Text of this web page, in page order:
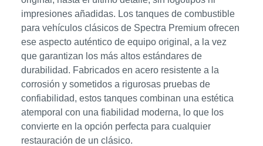
impresiones añadidas. Los tanques de combustible
para vehículos clásicos de Spectra Premium ofrecen
ese aspecto auténtico de equipo original, a la vez
que garantizan los más altos estándares de
durabilidad. Fabricados en acero resistente a la
corrosión y sometidos a rigurosas pruebas de
confiabilidad, estos tanques combinan una estética
atemporal con una fiabilidad moderna, lo que los
convierte en la opción perfecta para cualquier
restauración de un clásico.